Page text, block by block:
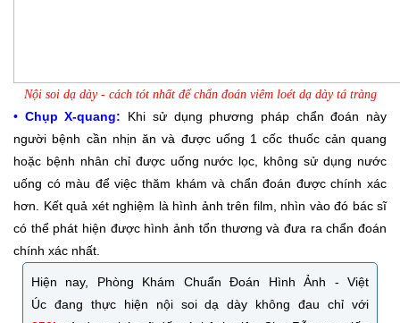
Nội soi dạ dày - cách tót nhất để chẩn đoán viêm loét dạ dày tá tràng
• Chụp X-quang: Khi sử dụng phương pháp chẩn đoán này
người bệnh cần nhịn ăn và được uống 1 cốc thuốc cản quang
hoặc bệnh nhân chỉ được uống nước lọc, không sử dụng nước
uống có màu để việc thăm khám và chẩn đoán được chính xác
hơn. Kết quả xét nghiệm là hình ảnh trên film, nhìn vào đó bác sĩ
có thể phát hiện được hình ảnh tổn thương và đưa ra chẩn đoán
chính xác nhất.
Hiện nay, Phòng Khám Chuẩn Đoán Hình Ảnh - Việt
Úc đang thực hiện nội soi dạ dày không đau chỉ với